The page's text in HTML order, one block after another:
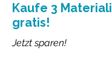
Jetzt sparen!
Kaufe 3
gratis!